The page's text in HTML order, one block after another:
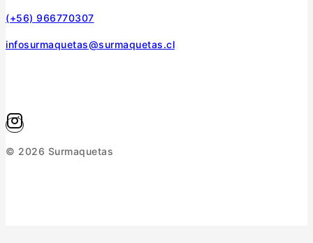
(+56) 966770307
infosurmaquetas@surmaquetas.cl
© 2026 Surmaquetas